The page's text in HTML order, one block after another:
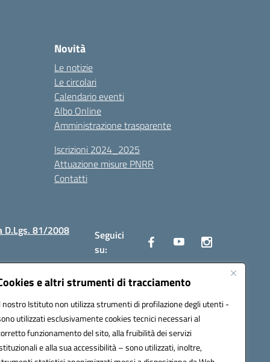
e altri strumenti di tracciamento
nostro Istituto non utilizza strumenti di profilazione degli utenti -
utilizzati esclusivamente cookies tecnici necessari al
funzionamento del sito, alla fruibilità dei servizi
e alla sua accessibilità – sono utilizzati, inoltre,
Novità
Le notizie
Le circolari
Calendario eventi
Albo Online
Amministrazione trasparente
Iscrizioni 2024_2025
Attuazione misure PNRR
Contatti
D.Lgs. 81/2008
Seguici
su: